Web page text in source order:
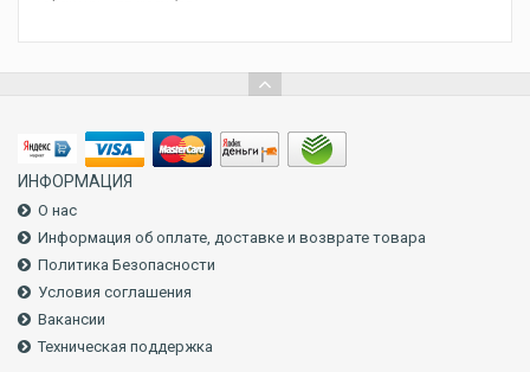
ИНФОРМАЦИЯ
О нас
Информация об оплате, доставке и возврате товара
Политика Безопасности
Условия соглашения
Вакансии
Техническая поддержка